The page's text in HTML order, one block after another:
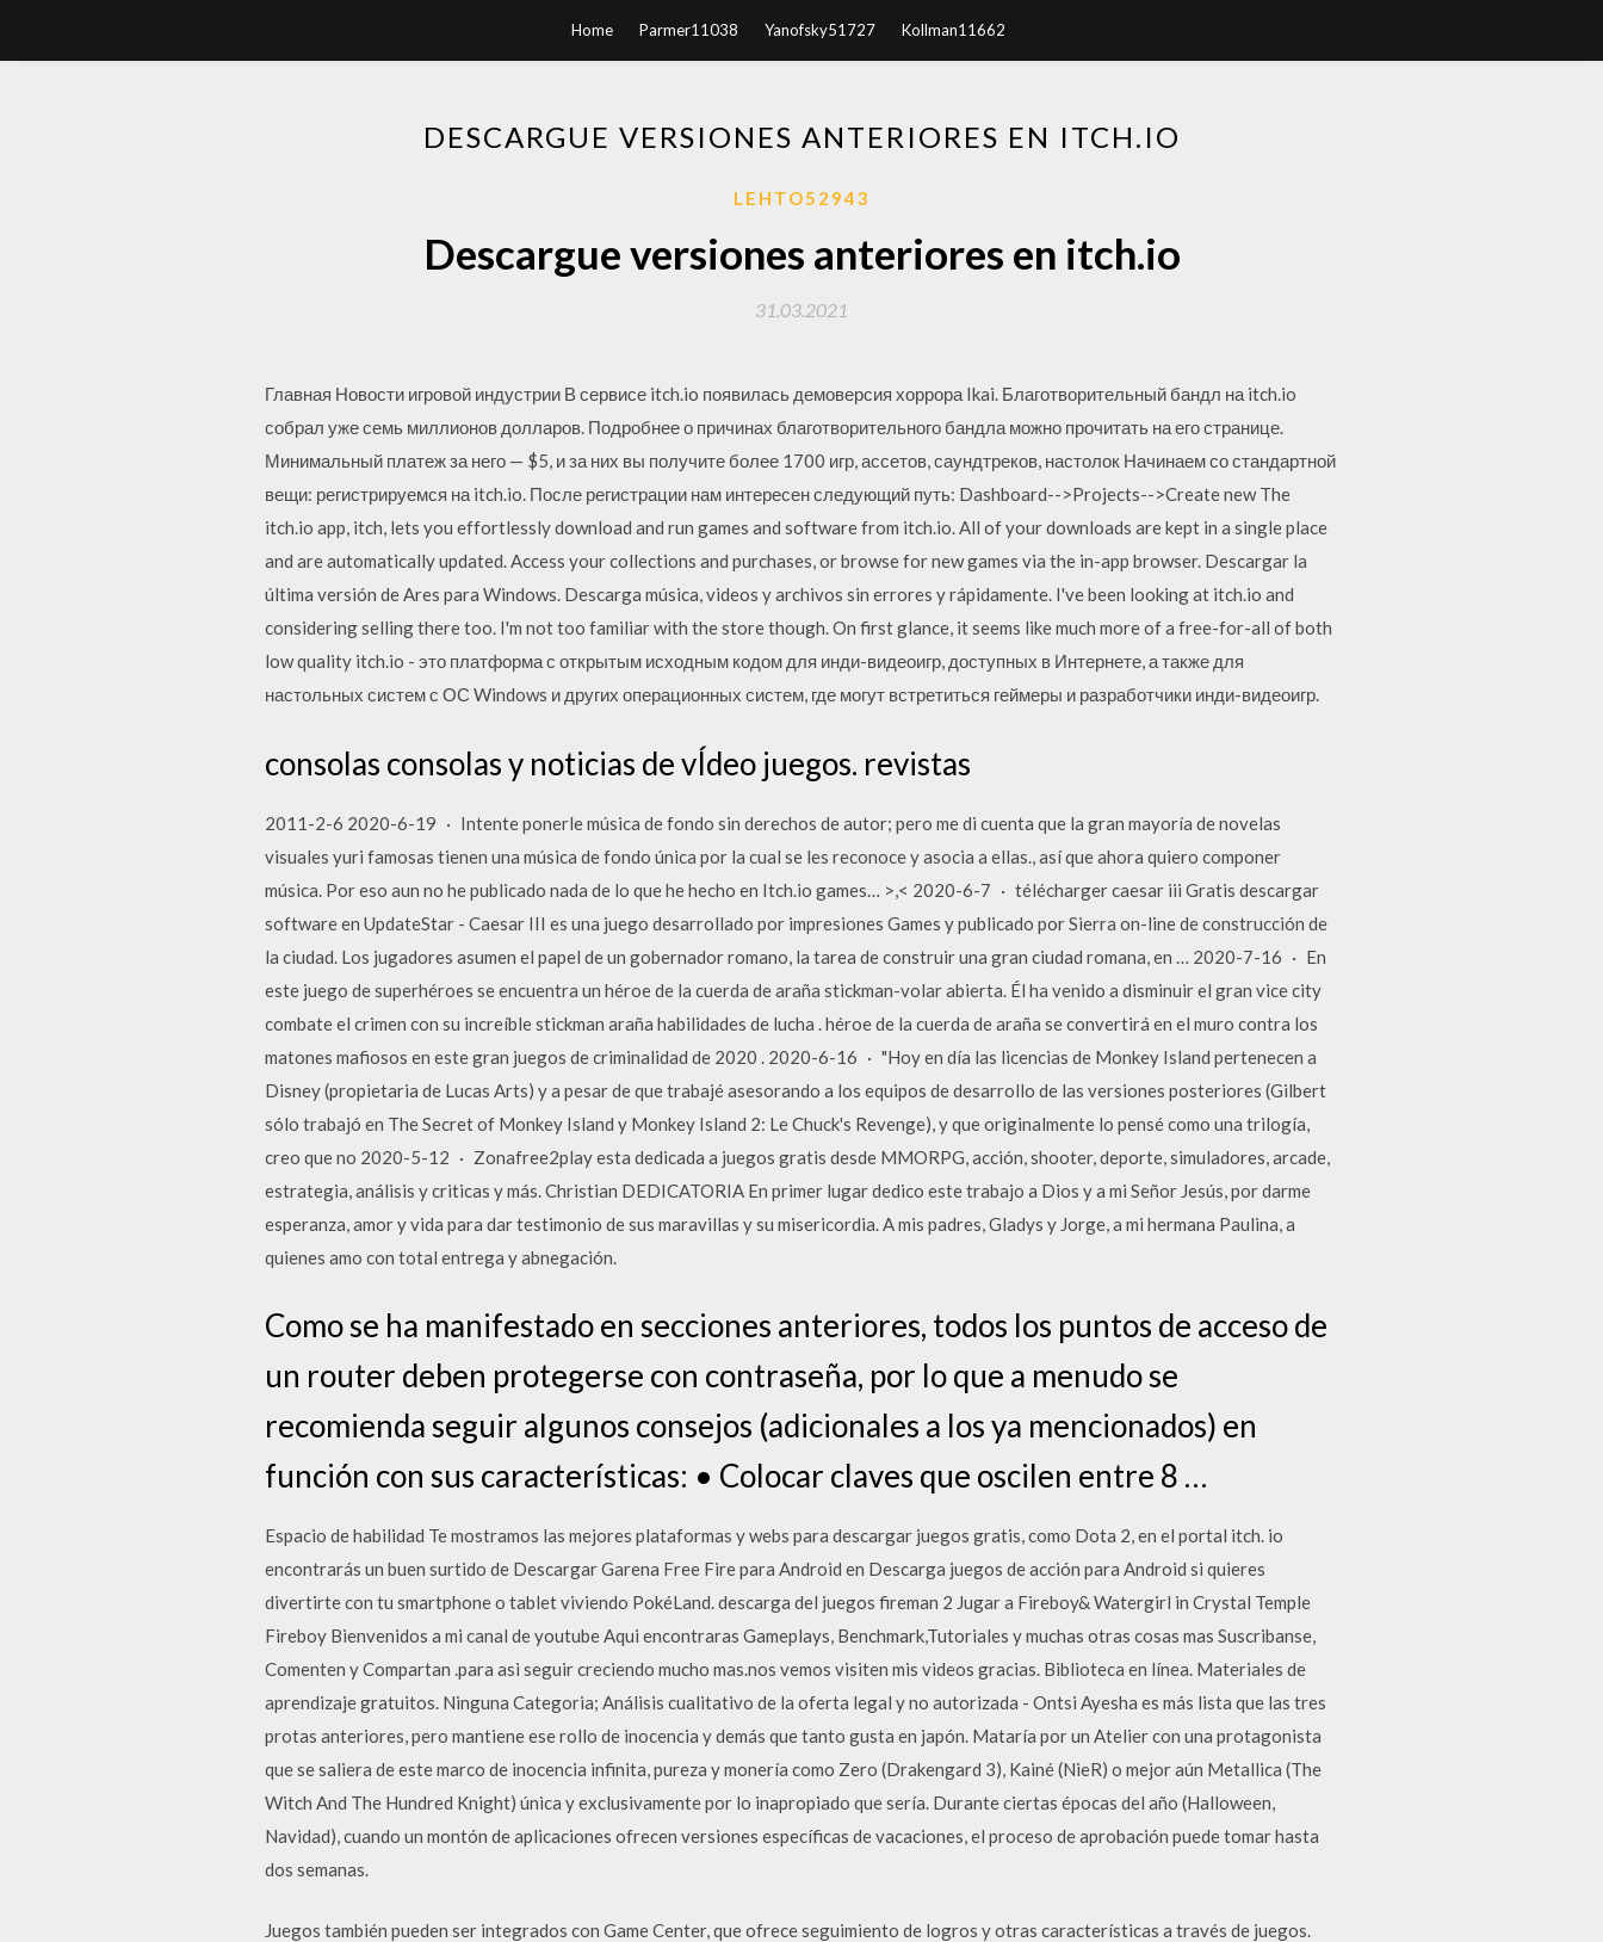
Home Parmer11038 Yanofsky51727 Kollman11662
DESCARGUE VERSIONES ANTERIORES EN ITCH.IO
LEHTO52943
Descargue versiones anteriores en itch.io
31.03.2021
Главная Новости игровой индустрии В сервисе itch.io появилась демоверсия хоррора Ikai. Благотворительный бандл на itch.io
собрал уже семь миллионов долларов. Подробнее о причинах благотворительного бандла можно прочитать на его странице.
Минимальный платеж за него — $5, и за них вы получите более 1700 игр, ассетов, саундтреков, настолок Начинаем со стандартной
вещи: регистрируемся на itch.io. После регистрации нам интересен следующий путь: Dashboard-->Projects-->Create new The
itch.io app, itch, lets you effortlessly download and run games and software from itch.io. All of your downloads are kept in a single place
and are automatically updated. Access your collections and purchases, or browse for new games via the in-app browser. Descargar la
última versión de Ares para Windows. Descarga música, videos y archivos sin errores y rápidamente. I've been looking at itch.io and
considering selling there too. I'm not too familiar with the store though. On first glance, it seems like much more of a free-for-all of both
low quality itch.io - это платформа с открытым исходным кодом для инди-видеоигр, доступных в Интернете, а также для
настольных систем с ОС Windows и других операционных систем, где могут встретиться геймеры и разработчики инди-видеоигр.
consolas consolas y noticias de vÍdeo juegos. revistas
2011-2-6 2020-6-19 · Intente ponerle música de fondo sin derechos de autor; pero me di cuenta que la gran mayoría de novelas
visuales yuri famosas tienen una música de fondo única por la cual se les reconoce y asocia a ellas., así que ahora quiero componer
música. Por eso aun no he publicado nada de lo que he hecho en Itch.io games… >,< 2020-6-7 · télécharger caesar iii Gratis descargar
software en UpdateStar - Caesar III es una juego desarrollado por impresiones Games y publicado por Sierra on-line de construcción de
la ciudad. Los jugadores asumen el papel de un gobernador romano, la tarea de construir una gran ciudad romana, en … 2020-7-16 · En
este juego de superhéroes se encuentra un héroe de la cuerda de araña stickman-volar abierta. Él ha venido a disminuir el gran vice city
combate el crimen con su increíble stickman araña habilidades de lucha . héroe de la cuerda de araña se convertirá en el muro contra los
matones mafiosos en este gran juegos de criminalidad de 2020 . 2020-6-16 · "Hoy en día las licencias de Monkey Island pertenecen a
Disney (propietaria de Lucas Arts) y a pesar de que trabajé asesorando a los equipos de desarrollo de las versiones posteriores (Gilbert
sólo trabajó en The Secret of Monkey Island y Monkey Island 2: Le Chuck's Revenge), y que originalmente lo pensé como una trilogía,
creo que no 2020-5-12 · Zonafree2play esta dedicada a juegos gratis desde MMORPG, acción, shooter, deporte, simuladores, arcade,
estrategia, análisis y criticas y más. Christian DEDICATORIA En primer lugar dedico este trabajo a Dios y a mi Señor Jesús, por darme
esperanza, amor y vida para dar testimonio de sus maravillas y su misericordia. A mis padres, Gladys y Jorge, a mi hermana Paulina, a
quienes amo con total entrega y abnegación.
Como se ha manifestado en secciones anteriores, todos los puntos de acceso de
un router deben protegerse con contraseña, por lo que a menudo se
recomienda seguir algunos consejos (adicionales a los ya mencionados) en
función con sus características: • Colocar claves que oscilen entre 8 …
Espacio de habilidad Te mostramos las mejores plataformas y webs para descargar juegos gratis, como Dota 2, en el portal itch. io
encontrarás un buen surtido de Descargar Garena Free Fire para Android en Descarga juegos de acción para Android si quieres
divertirte con tu smartphone o tablet viviendo PokéLand. descarga del juegos fireman 2 Jugar a Fireboy& Watergirl in Crystal Temple
Fireboy Bienvenidos a mi canal de youtube Aqui encontraras Gameplays, Benchmark,Tutoriales y muchas otras cosas mas Suscribanse,
Comenten y Compartan .para asi seguir creciendo mucho mas.nos vemos visiten mis videos gracias. Biblioteca en línea. Materiales de
aprendizaje gratuitos. Ninguna Categoria; Análisis cualitativo de la oferta legal y no autorizada - Ontsi Ayesha es más lista que las tres
protas anteriores, pero mantiene ese rollo de inocencia y demás que tanto gusta en japón. Mataría por un Atelier con una protagonista
que se saliera de este marco de inocencia infinita, pureza y monería como Zero (Drakengard 3), Kainé (NieR) o mejor aún Metallica (The
Witch And The Hundred Knight) única y exclusivamente por lo inapropiado que sería. Durante ciertas épocas del año (Halloween,
Navidad), cuando un montón de aplicaciones ofrecen versiones específicas de vacaciones, el proceso de aprobación puede tomar hasta
dos semanas.
Juegos también pueden ser integrados con Game Center, que ofrece seguimiento de logros y otras características a través de juegos.